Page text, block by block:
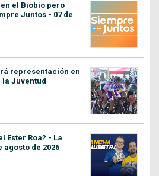
el Biobío pero
Juntos - 07 de
representación en
la Juventud
Ester Roa? - La
agosto de 2026